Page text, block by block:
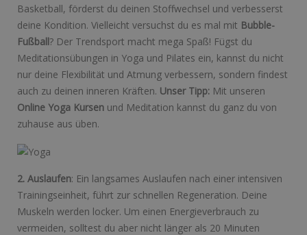
Basketball, förderst du deinen Stoffwechsel und verbesserst
deine Kondition. Vielleicht versuchst du es mal mit Bubble-
Fußball? Der Trendsport macht mega Spaß! Fügst du
Meditationsübungen in Yoga und Pilates ein, kannst du nicht
nur deine Flexibilität und Atmung verbessern, sondern findest
auch zu deinen inneren Kräften. Unser Tipp: Mit unseren
Online Yoga Kursen und Meditation kannst du ganz du von
zuhause aus üben.
2. Auslaufen: Ein langsames Auslaufen nach einer intensiven
Trainingseinheit, führt zur schnellen Regeneration. Deine
Muskeln werden locker. Um einen Energieverbrauch zu
vermeiden, solltest du aber nicht länger als 20 Minuten